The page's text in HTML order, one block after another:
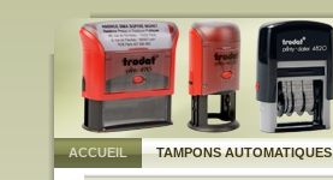
ACCUEIL TAMPONS AUTOMATIQUES